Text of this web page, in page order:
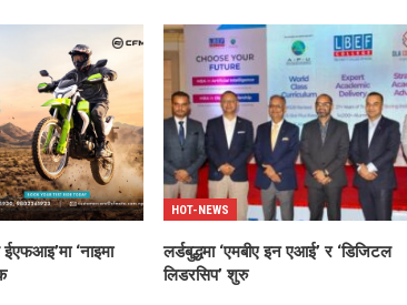
‘नाइमा
HOT-NEWS
लर्डबुद्धमा ‘एमबीए इन एआई’ र ‘डिजिटल
लिडरसिप’ शुरु